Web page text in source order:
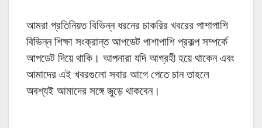
আমরা প্রতিনিয়ত বিভিন্ন ধরনের চাকরির খবরের পাশাপাশি
বিভিন্ন শিক্ষা সংক্রান্ত আপডেট পাশাপাশি প্রকল্প সম্পর্কে
আপডেট দিয়ে থাকি। আপনারা যদি আগ্রহী হয়ে থাকেন এবং
আমাদের এই খবরগুলো সবার আগে পেতে চান তাহলে
অবশ্যই আমাদের সঙ্গে জুড়ে থাকবেন।